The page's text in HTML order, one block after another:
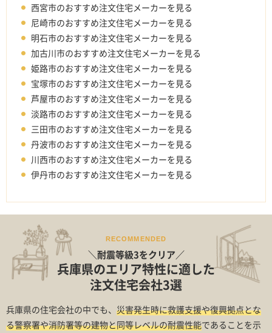
西宮市のおすすめ注文住宅メーカーを見る
尼崎市のおすすめ注文住宅メーカーを見る
明石市のおすすめ注文住宅メーカーを見る
加古川市のおすすめ注文住宅メーカーを見る
姫路市のおすすめ注文住宅メーカーを見る
宝塚市のおすすめ注文住宅メーカーを見る
芦屋市のおすすめ注文住宅メーカーを見る
淡路市のおすすめ注文住宅メーカーを見る
三田市のおすすめ注文住宅メーカーを見る
丹波市のおすすめ注文住宅メーカーを見る
川西市のおすすめ注文住宅メーカーを見る
伊丹市のおすすめ注文住宅メーカーを見る
RECOMMENDED
＼耐震等級3をクリア／
兵庫県のエリア特性に適した
注文住宅会社3選
兵庫県の住宅会社の中でも、 災害発生時に救護支援や復興拠点とな
る警察署や消防署等の建物と同等レベルの耐震性能であることを示